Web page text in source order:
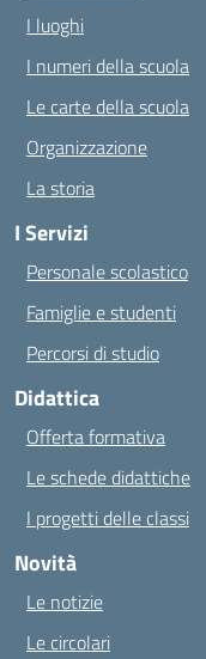
I luoghi
I numeri della scuola
Le carte della scuola
Organizzazione
La storia
I Servizi
Personale scolastico
Famiglie e studenti
Percorsi di studio
Didattica
Offerta formativa
Le schede didattiche
I progetti delle classi
Novità
Le notizie
Le circolari